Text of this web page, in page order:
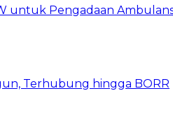
untuk Pengadaan
Terhubung hingga BORR